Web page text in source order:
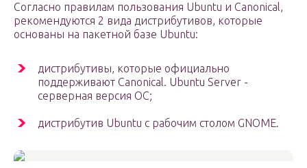
Согласно правилам пользования Ubuntu и Canonical,
рекомендуются 2 вида дистрибутивов, которые
основаны на пакетной базе Ubuntu:
дистрибутивы, которые официально
поддерживают Canonical. Ubuntu Server ­
серверная версия ОС;
дистрибутив Ubuntu с рабочим столом GNOME.